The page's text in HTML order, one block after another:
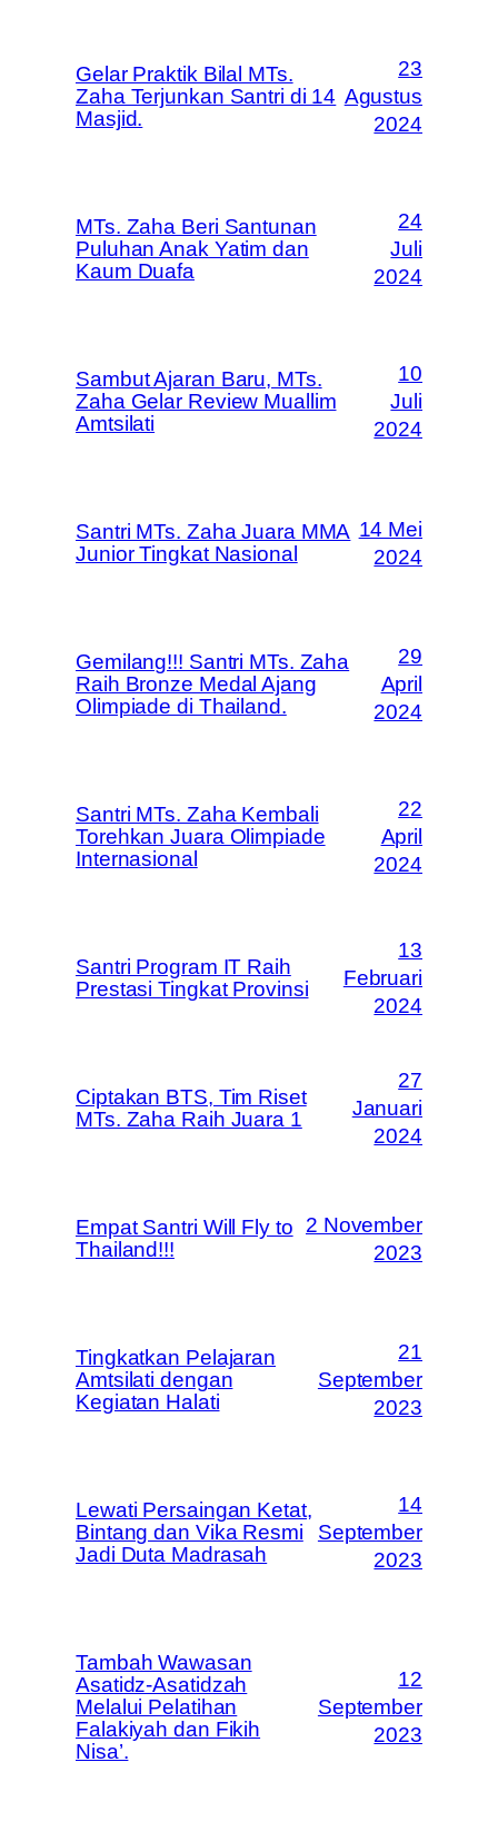
Gelar Praktik Bilal MTs.
Zaha Terjunkan Santri di 14
Masjid.
23
Agustus
2024
MTs. Zaha Beri Santunan
Puluhan Anak Yatim dan
Kaum Duafa
24
Juli
2024
Sambut Ajaran Baru, MTs.
Zaha Gelar Review Muallim
Amtsilati
10
Juli
2024
Santri MTs. Zaha Juara MMA
Junior Tingkat Nasional
14 Mei
2024
Gemilang!!! Santri MTs. Zaha
Raih Bronze Medal Ajang
Olimpiade di Thailand.
29
April
2024
Santri MTs. Zaha Kembali
Torehkan Juara Olimpiade
Internasional
22
April
2024
Santri Program IT Raih
Prestasi Tingkat Provinsi
13
Februari
2024
Ciptakan BTS, Tim Riset
MTs. Zaha Raih Juara 1
27
Januari
2024
Empat Santri Will Fly to
Thailand!!!
2 November
2023
Tingkatkan Pelajaran
Amtsilati dengan
Kegiatan Halati
21
September
2023
Lewati Persaingan Ketat,
Bintang dan Vika Resmi
Jadi Duta Madrasah
14
September
2023
Tambah Wawasan
Asatidz-Asatidzah
Melalui Pelatihan
Falakiyah dan Fikih
Nisa’.
12
September
2023